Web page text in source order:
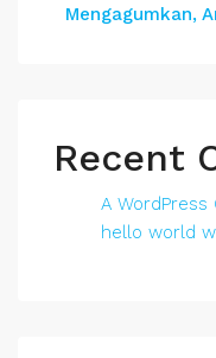
Mengagumkan,
Recent
A
hello world